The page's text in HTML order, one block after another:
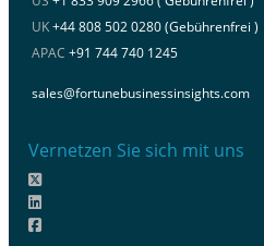
UK+44 808 502 0280 (Gebührenfrei )
APAC +91 744 740 1245
sales@fortunebusinessinsights.com
Vernetzen Sie sich mit uns